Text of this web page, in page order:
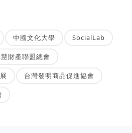
中國文化大學 SocialLab
財產聯盟總會
台灣發明商品促進協會